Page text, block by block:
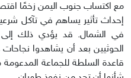
مع اكتساب جنوب اليمن زخمًا
إحداث تأثير يساهم في تآكل
في الشمال. قد يؤدي ذلك
الحوثيين بعد أن يشاهدوا
قاعدة السلطة للجماعة